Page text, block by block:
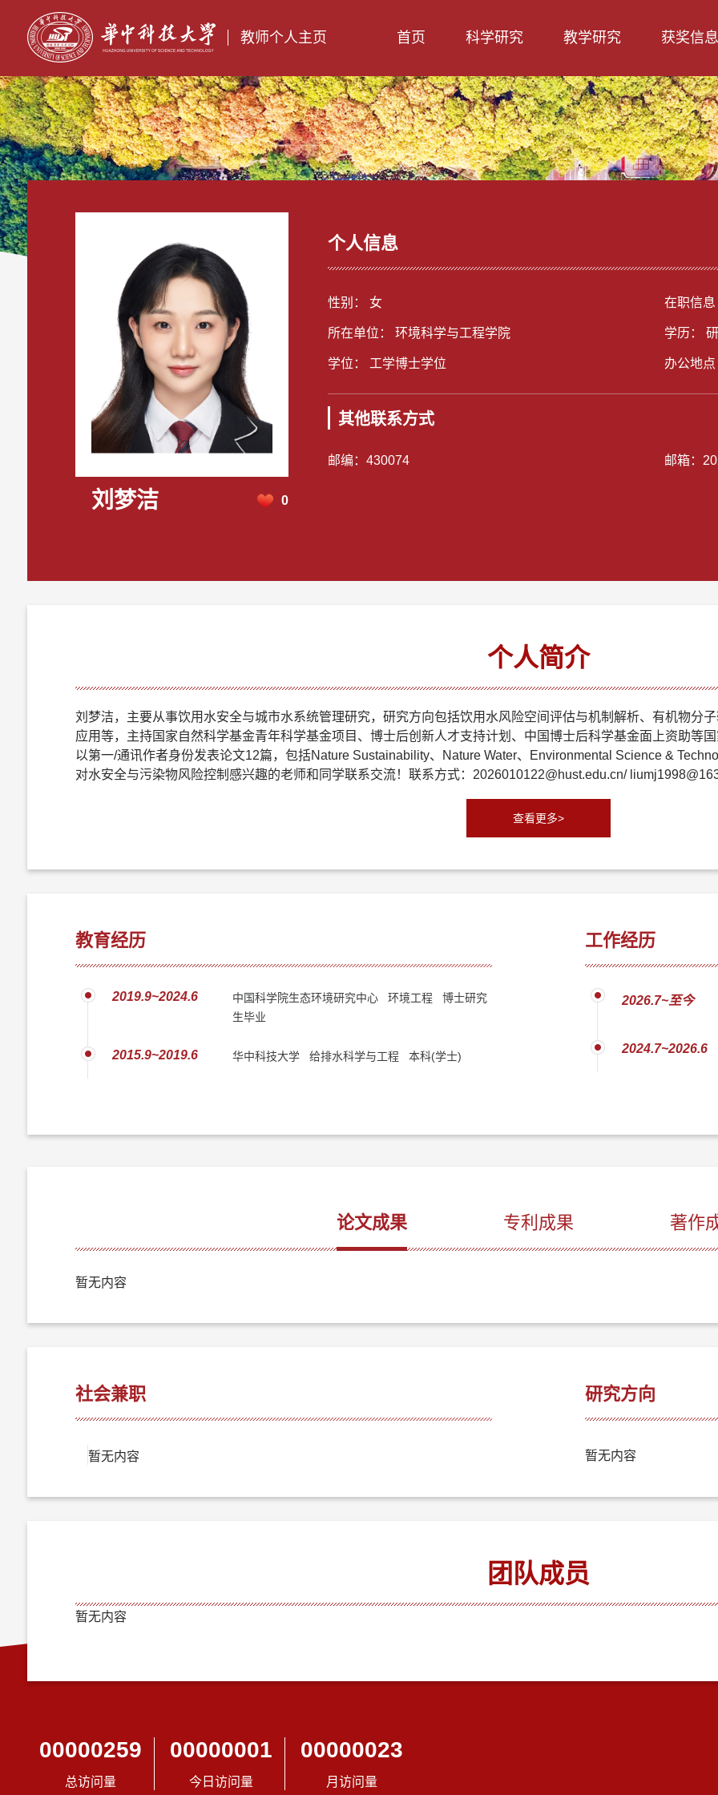
教师个人主页 首页 科学研究 教学研究 获奖信息
刘梦洁 0
个人信息
性别： 女 在职信
所在单位： 环境科学与工程学院 学历：
学位： 工学博士学位 办公地
其他联系方式
邮编： 430074 邮箱：
个人简介
刘梦洁，主要从事饮用水安全与城市水系统管理研究，研究方向包括饮用水风险空间评估与机制解析、有机物分
应用等，主持国家自然科学基金青年科学基金项目、博士后创新人才支持计划、中国博士后科学基金面上资助等
以第一/通讯作者身份发表论文12篇，包括Nature Sustainability、Nature Water、Environmental Science &
对水安全与污染物风险控制感兴趣的老师和同学联系交流！联系方式：2026010122@hust.edu.cn/
查看更多>
教育经历
2019.9~2024.6
中国科学院生态环境研究中心 环境工程 博士研究
生毕业
2015.9~2019.6 华中科技大学 给排水科学与工程 本科(学士)
工作经历
2026.7~至今
2024.7~2026.6
论文成果 专利成果 著作
暂无内容
社会兼职
暂无内容
研究方向
暂无内容
团队成员
暂无内容
00000259
总访问量
00000001
今日访问量
00000023
月访问量